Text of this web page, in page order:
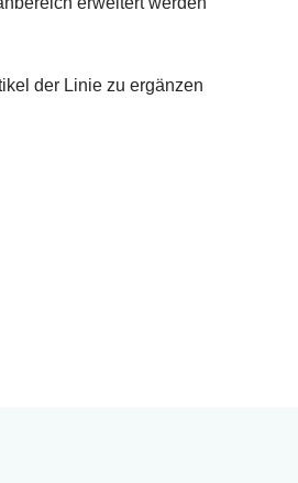
der Linie zu ergänzen